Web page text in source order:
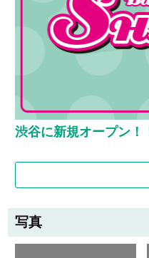
渋谷に新規オープン！
写真